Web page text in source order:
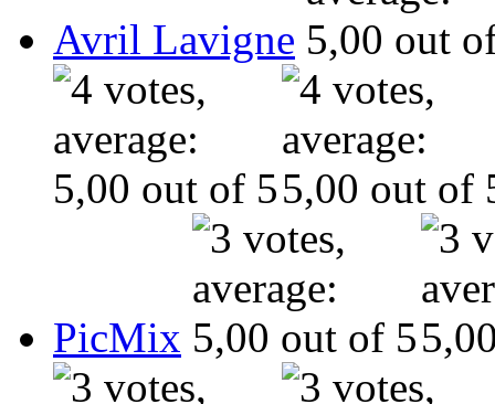
Avril Lavigne
PicMix